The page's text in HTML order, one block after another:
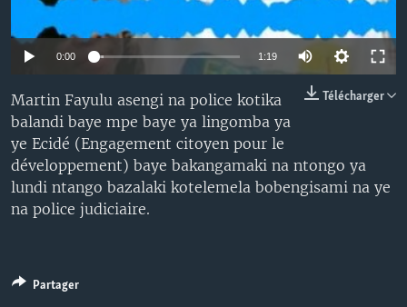
0:00 1:19
Télécharger
Martin Fayulu asengi na police kotika
balandi baye mpe baye ya lingomba ya
ye Ecidé (Engagement citoyen pour le
développement) baye bakangamaki na ntongo ya
lundi ntango bazalaki kotelemela bobengisami na ye
na police judiciaire.
Partager